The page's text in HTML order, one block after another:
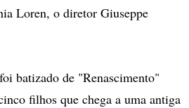
Loren, o diretor Giuseppe
batizado de "Renascimento"
filhos que chega a uma antiga